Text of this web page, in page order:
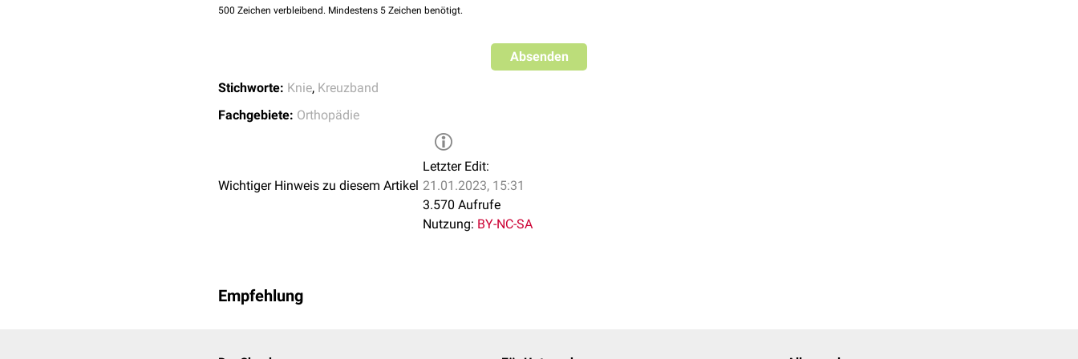
500 Zeichen verbleibend. Mindestens 5 Zeichen benötigt.
Absenden
Stichworte: Knie, Kreuzband
Fachgebiete: Orthopädie
Wichtiger Hinweis zu diesem Artikel
Letzter Edit:
21.01.2023, 15:31
3.570 Aufrufe
Nutzung: BY-NC-SA
Empfehlung